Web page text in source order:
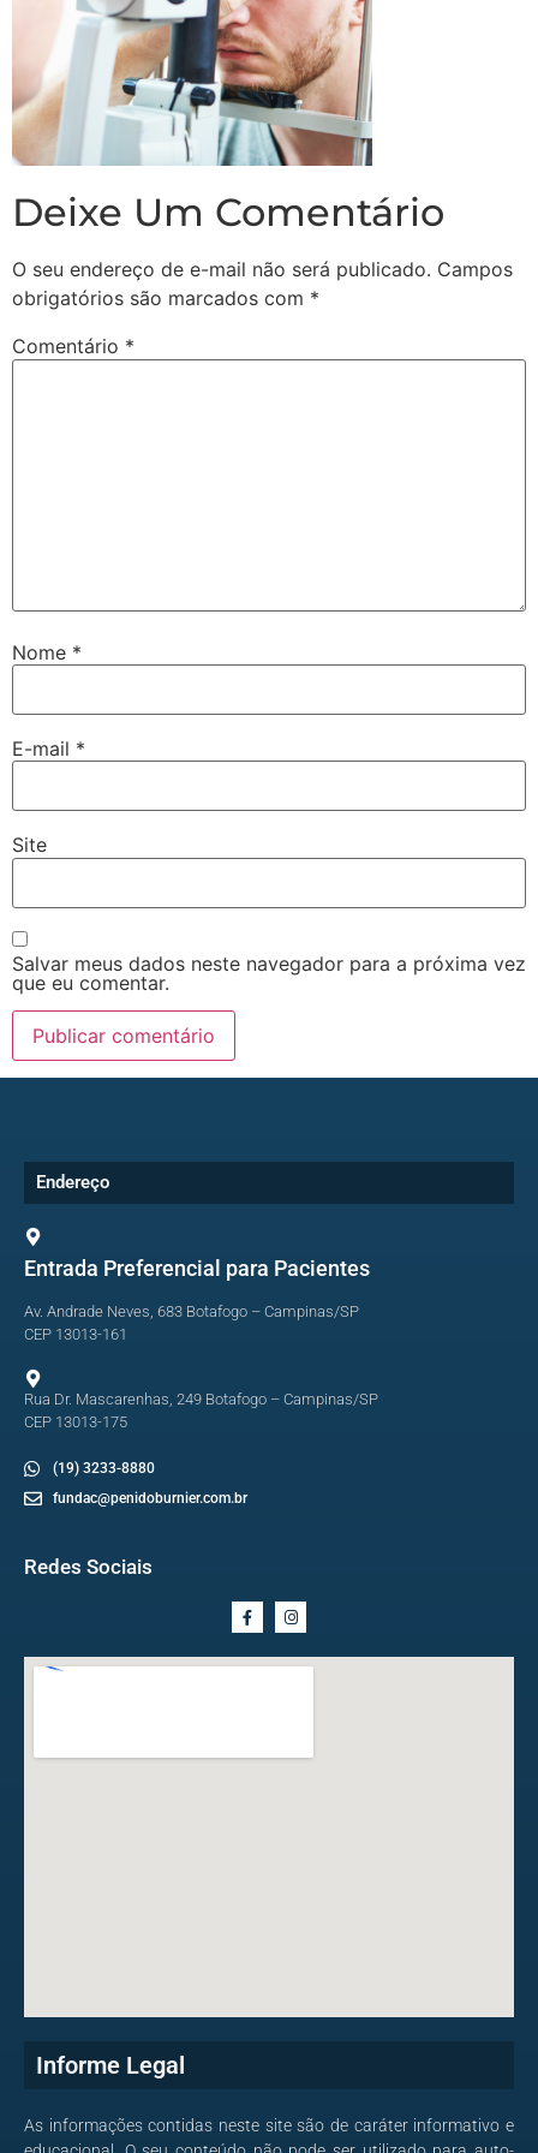
Deixe Um Comentário
O seu endereço de e-mail não será publicado. Campos
obrigatórios são marcados com *
Comentário *
Nome *
E-mail *
Site
Salvar meus dados neste navegador para a próxima vez
que eu comentar.
Endereço
Entrada Preferencial para Pacientes
Av. Andrade Neves, 683 Botafogo – Campinas/SP
CEP 13013-161
Rua Dr. Mascarenhas, 249 Botafogo – Campinas/SP
CEP 13013-175
(19) 3233-8880
fundac@penidoburnier.com.br
Redes Sociais
Informe Legal
As informações contidas neste site são de caráter informativo e